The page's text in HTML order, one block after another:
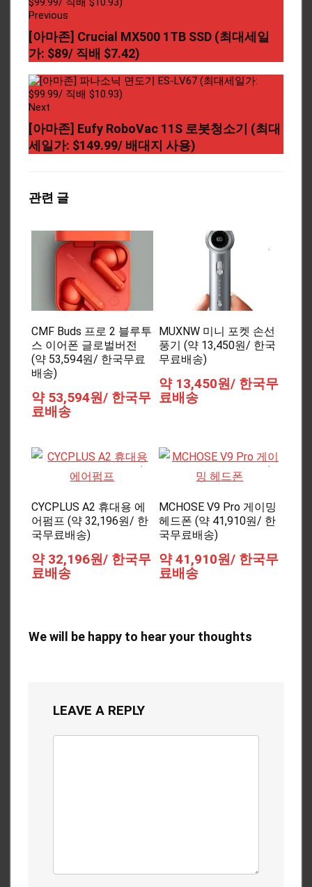
Previous
[아마존] Crucial MX500 1TB SSD (최대세일
가: $89/ 직배 $7.42)
Next
[아마존] Eufy RoboVac 11S 로봇청소기 (최대
세일가: $149.99/ 배대지 사용)
관련 글
CMF Buds 프로 2 블루투
스 이어폰 글로벌버전
(약 53,594원/ 한국무료
배송)
약 53,594원/ 한국무
료배송
MUXNW 미니 포켓 손선
풍기 (약 13,450원/ 한국
무료배송)
약 13,450원/ 한국무
료배송
CYCPLUS A2 휴대용 에
어펌프 (약 32,196원/ 한
국무료배송)
약 32,196원/ 한국무
료배송
MCHOSE V9 Pro 게이밍
헤드폰 (약 41,910원/ 한
국무료배송)
약 41,910원/ 한국무
료배송
We will be happy to hear your thoughts
LEAVE A REPLY